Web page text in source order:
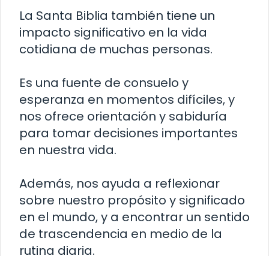
La Santa Biblia también tiene un
impacto significativo en la vida
cotidiana de muchas personas.
Es una fuente de consuelo y
esperanza en momentos difíciles, y
nos ofrece orientación y sabiduría
para tomar decisiones importantes
en nuestra vida.
Además, nos ayuda a reflexionar
sobre nuestro propósito y significado
en el mundo, y a encontrar un sentido
de trascendencia en medio de la
rutina diaria.